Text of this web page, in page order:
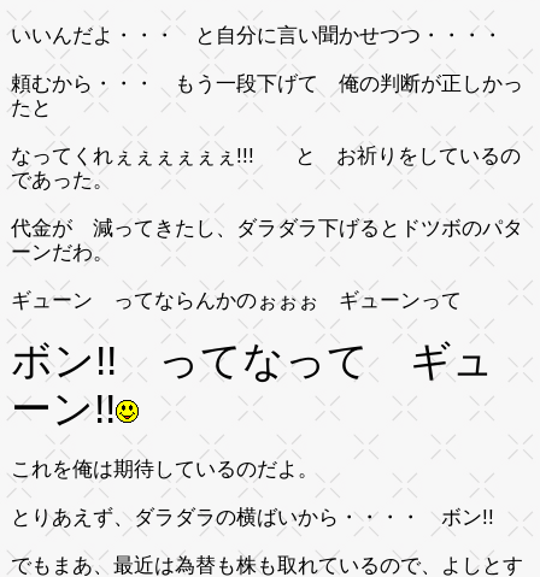
いいんだよ・・・ と自分に言い聞かせつつ・・・・
頼むから・・・ もう一段下げて 俺の判断が正しかっ
たと
なってくれぇぇぇぇぇぇ!!! と お祈りをしているの
であった。
代金が 減ってきたし、ダラダラ下げるとドツボのパタ
ーンだわ。
ギューン ってならんかのぉぉぉ ギューンって
ボン!! ってなって ギュ
ーン!!
これを俺は期待しているのだよ。
とりあえず、ダラダラの横ばいから・・・・ ボン!!
でもまあ、最近は為替も株も取れているので、よしとす